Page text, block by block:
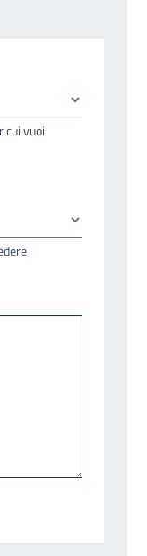
cui vuoi